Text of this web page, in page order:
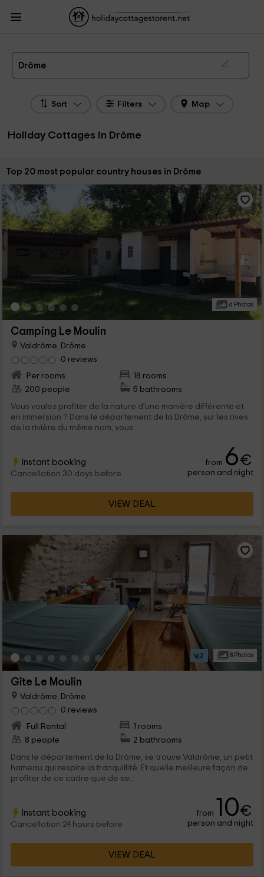
HolidayCottagesToRent.net
Alpes
Holiday Cottages Drôme
The 30 best holiday cottages & country houses in Drôme in 2026
Drôme
Sort Filters Map
Holiday Cottages in Drôme
Sort by:
Top 20 most popular country houses in Drôme
6 Photos
Camping Le Moulin
Valdrôme, Drôme
0 reviews
Per rooms
18 rooms
200 people
5 bathrooms
Vous voulez profiter de la nature d'une manière différente et
en immersion ? Dans le département de la Drôme, sur les rives
de la rivière du même nom, vous...
Instant booking
Cancellation 30 days before
from 6€
person and night
VIEW DEAL
8 Photos
Gîte Le Moulin
Valdrôme, Drôme
0 reviews
Full Rental
1 rooms
8 people
2 bathrooms
Dans le département de la Drôme, se trouve Valdrôme, un petit
hameau qui respire la tranquillité. Et quelle meilleure façon de
profiter de ce cadre que de se...
Instant booking
Cancellation 24 hours before
from 10€
person and night
VIEW DEAL